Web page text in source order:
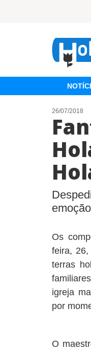
26/07/2018
emoção
Os
feira,
terras
igreja
por
O